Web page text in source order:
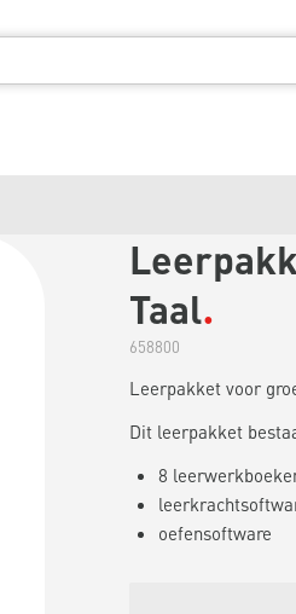
Taal
658800
Leerpakket voor
Dit leerpakket
8
oefensoftware